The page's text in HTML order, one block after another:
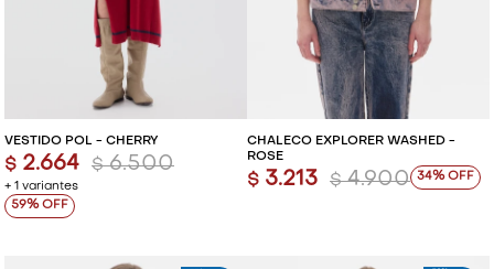
VESTIDO POL - CHERRY
+ 1 variantes
$ 2.664 $ 6.500
59
CHALECO EXPLORER WASHED -
ROSE
$ 3.213 $ 4.900 34